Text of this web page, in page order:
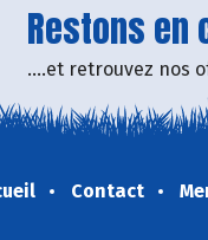
Restons
....et retrouvez nos
Contact